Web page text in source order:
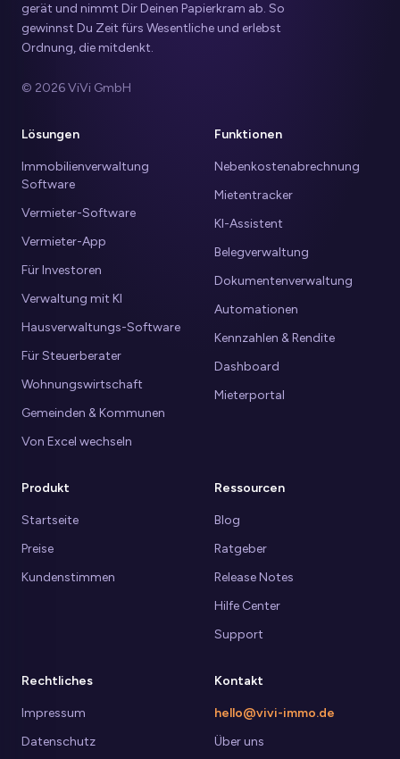
gerät und nimmt Dir Deinen Papierkram ab. So
gewinnst Du Zeit fürs Wesentliche und erlebst
Ordnung, die mitdenkt.
© 2026 ViVi GmbH
Produkt
Startseite
Preise
Kundenstimmen
Funktionen
Nebenkostenabrechnung
Mietentracker
KI-Assistent
Belegverwaltung
Dokumentenverwaltung
Automationen
Kennzahlen & Rendite
Dashboard
Mieterportal
Lösungen
Immobilienverwaltung
Software
Vermieter-Software
Vermieter-App
Für Investoren
Verwaltung mit KI
Hausverwaltungs-Software
Für Steuerberater
Wohnungswirtschaft
Gemeinden & Kommunen
Von Excel wechseln
Ressourcen
Blog
Ratgeber
Release Notes
Hilfe Center
Support
Rechtliches
Impressum
Datenschutz
Kontakt
hello@vivi-immo.de
Über uns